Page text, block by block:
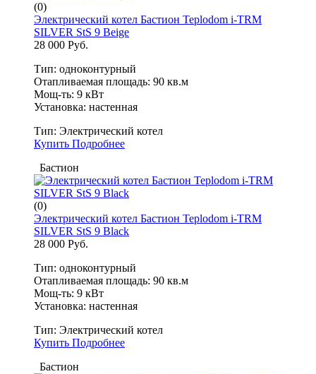
(0)
Электрический котел Бастион Teplodom i-TRM
SILVER StS 9 Beige
28 000 Руб.
Тип: одноконтурный
Отапливаемая площадь: 90 кв.м
Мощ-ть: 9 кВт
Установка: настенная
Тип: Электрический котел
Купить Подробнее
Бастион
(0)
Электрический котел Бастион Teplodom i-TRM
SILVER StS 9 Black
28 000 Руб.
Тип: одноконтурный
Отапливаемая площадь: 90 кв.м
Мощ-ть: 9 кВт
Установка: настенная
Тип: Электрический котел
Купить Подробнее
Бастион